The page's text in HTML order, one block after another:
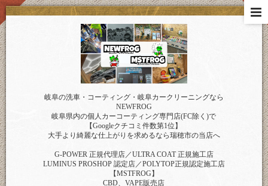
岐阜の洗車・コーティング・岐阜カークリーニングなら
NEWFROG
岐阜県内の個人カーコーティング専門店(FC除く)で
【Googleクチコミ件数第1位】
大手より綺麗な仕上がりを求めるなら瑞穂市の当店へ
G-POWER 正規代理店／ULTRA COAT 正規施工店
LUMINUS PROSHOP 認定店／POLYTOP正規認定施工店
【MSTFROG】
CBD、VAPE販売店